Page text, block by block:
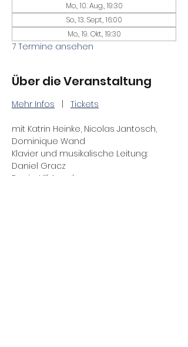
Mo., 10. Aug., 19:30
So., 13. Sept., 16:00
Mo., 19. Okt., 19:30
7 Termine ansehen
Über die Veranstaltung
Mehr Infos Tickets
mit Katrin Heinke, Nicolas Jantosch,
Dominique Wand
Klavier und musikalische Leitung:
Daniel Gracz
Regie: Ulf Annel